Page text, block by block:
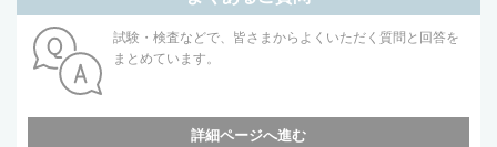
試験・検査などで、皆さまからよくいただく質問と回答を
まとめています。
詳細ページへ進む